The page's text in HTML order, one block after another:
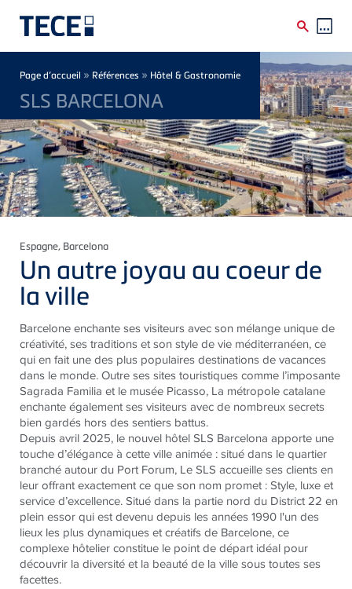
Breadcrumb
Page d’accueil » Références » Hôtel & Gastronomie
SLS BARCELONA
Espagne, Barcelona
Un autre joyau au coeur de
la ville
Barcelone enchante ses visiteurs avec son mélange unique de
créativité, ses traditions et son style de vie méditerranéen, ce
qui en fait une des plus populaires destinations de vacances
dans le monde. Outre ses sites touristiques comme l’imposante
Sagrada Familia et le musée Picasso, La métropole catalane
enchante également ses visiteurs avec de nombreux secrets
bien gardés hors des sentiers battus.
Depuis avril 2025, le nouvel hôtel SLS Barcelona apporte une
touche d’élégance à cette ville animée : situé dans le quartier
branché autour du Port Forum, Le SLS accueille ses clients en
leur offrant exactement ce que son nom promet : Style, luxe et
service d’excellence. Situé dans la partie nord du District 22 en
plein essor qui est devenu depuis les années 1990 l'un des
lieux les plus dynamiques et créatifs de Barcelone, ce
complexe hôtelier constitue le point de départ idéal pour
découvrir la diversité et la beauté de la ville sous toutes ses
facettes.